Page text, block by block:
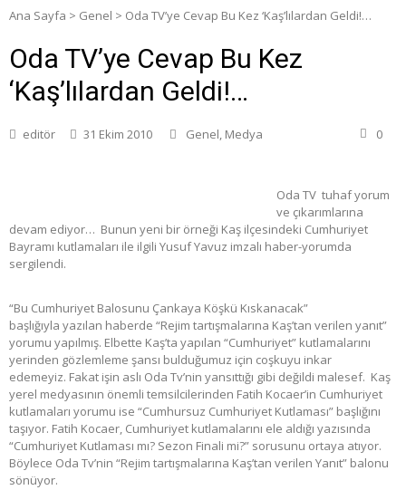
Ana Sayfa > Genel > Oda TV’ye Cevap Bu Kez ‘Kaş’lılardan Geldi!…
Oda TV’ye Cevap Bu Kez
‘Kaş’lılardan Geldi!…
editör 31 Ekim 2010 Genel, Medya 0
Oda TV tuhaf yorum
ve çıkarımlarına
devam ediyor… Bunun yeni bir örneği Kaş ilçesindeki Cumhuriyet
Bayramı kutlamaları ile ilgili Yusuf Yavuz imzalı haber-yorumda
sergilendi.
“Bu Cumhuriyet Balosunu Çankaya Köşkü Kıskanacak”
başlığıyla yazılan haberde “Rejim tartışmalarına Kaş’tan verilen yanıt”
yorumu yapılmış. Elbette Kaş’ta yapılan “Cumhuriyet” kutlamalarını
yerinden gözlemleme şansı bulduğumuz için coşkuyu inkar
edemeyiz. Fakat işin aslı Oda Tv’nin yansıttığı gibi değildi malesef. Kaş
yerel medyasının önemli temsilcilerinden Fatih Kocaer’in Cumhuriyet
kutlamaları yorumu ise “Cumhursuz Cumhuriyet Kutlaması” başlığını
taşıyor. Fatih Kocaer, Cumhuriyet kutlamalarını ele aldığı yazısında
“Cumhuriyet Kutlaması mı? Sezon Finali mi?” sorusunu ortaya atıyor.
Böylece Oda Tv’nin “Rejim tartışmalarına Kaş’tan verilen Yanıt” balonu
sönüyor.